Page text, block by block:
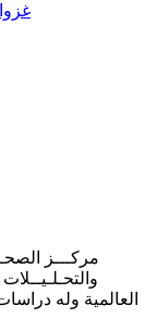
مركـــز
العالمية وله